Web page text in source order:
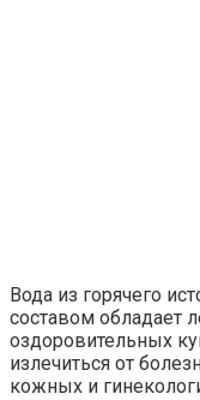
Вода из горячего
составом обладает
оздоровительных
излечиться от
кожных и